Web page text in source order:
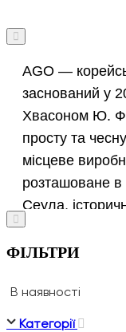
AGO —
заснований у
Хвасоном Ю.
просту та
місцеве
розташоване в
Сеула,
корейської
район
регулярно
походить від
ФІЛЬТРИ
В наявності
Категорії